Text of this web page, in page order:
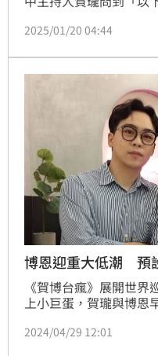
的臉書貼文，提到前總
發聲，「你是網路費被
網？是不是要面對面講
2025/01/20 04:44
博恩迎重大低潮 預
《賀博台瘋》展開世
上小巨蛋，賀瓏與博恩
夜夜秀》因已故律師陳
2024/04/29 12:01